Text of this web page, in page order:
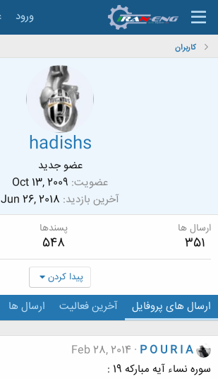
ورود
کاربران
hadishs
عضو جدید
عضویت Oct 13, 2009
آخرین بازدید Jun 26, 2018
ارسال ها
351
پسندها
548
پیدا کردن
ارسال های پروفایل آخرین فعالیت ارسال ها
P O U R I A
Feb 28, 2014
سوره نساء آیه مبارکه 19 :